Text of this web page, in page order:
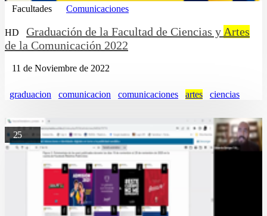
Facultades Comunicaciones
HD Graduación de la Facultad de Ciencias y Artes
de la Comunicación 2022
11 de Noviembre de 2022
graduacion comunicacion comunicaciones artes ciencias
25